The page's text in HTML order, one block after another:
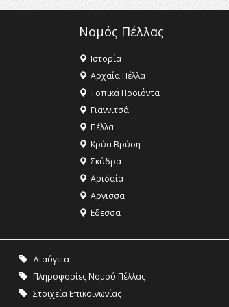
Νομός Πέλλας
Ιστορία
Αρχαία Πέλλα
Τοπικά Προϊόντα
Γιαννιτσά
Πέλλα
Κρύα Βρύση
Σκύδρα
Αριδαία
Aρνισσα
Eδεσσα
Διαύγεια
Πληροφορίες Νομού Πέλλας
Στοιχεία Επικοινωνίας